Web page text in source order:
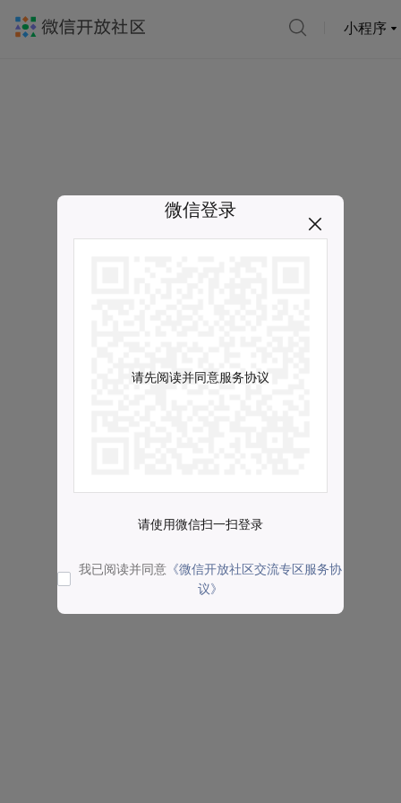
小程序
微信登录
请先阅读并同意服务协议
请使用微信扫一扫登录
我已阅读并同意 《微信开放社区交流专区服务协
议》